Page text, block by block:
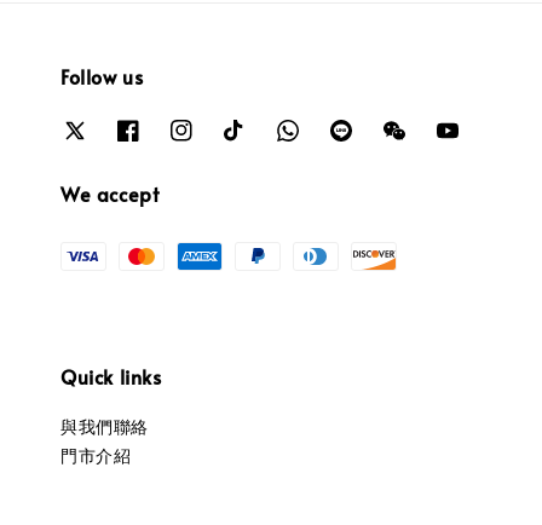
Follow us
We accept
Quick links
與我們聯絡
門市介紹